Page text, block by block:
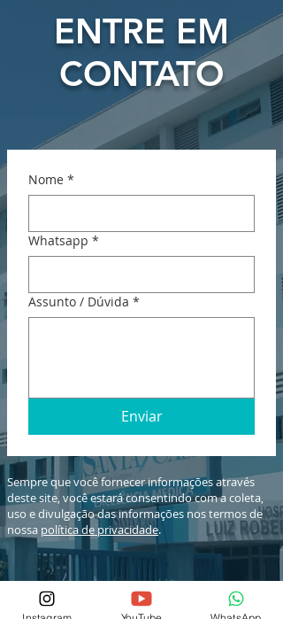
ENTRE EM
CONTATO
Nome *
Whatsapp *
Assunto / Dúvida *
Enviar
Sempre que você fornecer informações através
deste site, você estará consentindo com a coleta,
uso e divulgação das informações nos termos de
nossa política de privacidade.